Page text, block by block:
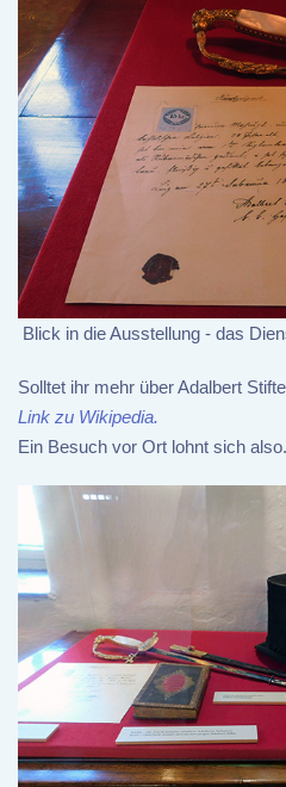
Blick in die Ausstellung - das
Solltet ihr mehr über Adalbert
Link zu Wikipedia.
Ein Besuch vor Ort lohnt sich also.